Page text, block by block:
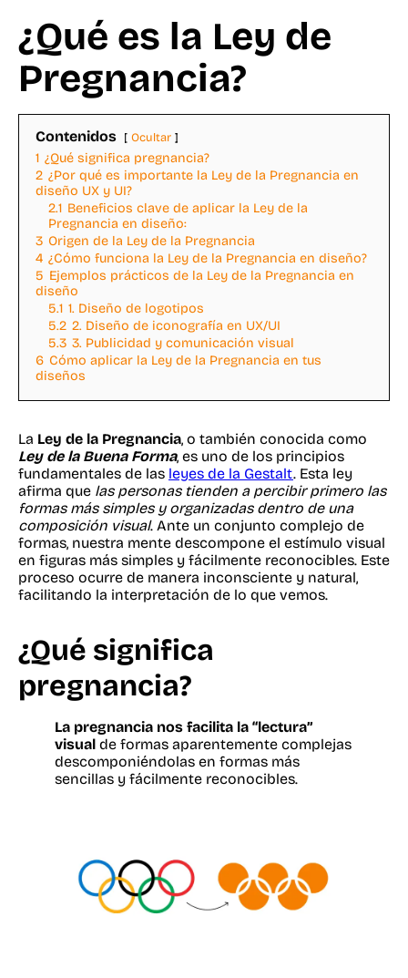
¿Qué es la Ley de
Pregnancia?
Contenidos Ocultar
1 ¿Qué significa pregnancia?
2 ¿Por qué es importante la Ley de la Pregnancia en
diseño UX y UI?
2.1 Beneficios clave de aplicar la Ley de la
Pregnancia en diseño:
3 Origen de la Ley de la Pregnancia
4 ¿Cómo funciona la Ley de la Pregnancia en diseño?
5 Ejemplos prácticos de la Ley de la Pregnancia en
diseño
5.1 1. Diseño de logotipos
5.2 2. Diseño de iconografía en UX/UI
5.3 3. Publicidad y comunicación visual
6 Cómo aplicar la Ley de la Pregnancia en tus
diseños
La Ley de la Pregnancia, o también conocida como
Ley de la Buena Forma, es uno de los principios
fundamentales de las leyes de la Gestalt. Esta ley
afirma que las personas tienden a percibir primero las
formas más simples y organizadas dentro de una
composición visual. Ante un conjunto complejo de
formas, nuestra mente descompone el estímulo visual
en figuras más simples y fácilmente reconocibles. Este
proceso ocurre de manera inconsciente y natural,
facilitando la interpretación de lo que vemos.
¿Qué significa
pregnancia?
La pregnancia nos facilita la “lectura”
visual de formas aparentemente complejas
descomponiéndolas en formas más
sencillas y fácilmente reconocibles.